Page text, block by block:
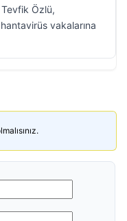
Tevfik Özlü,
vakalarına